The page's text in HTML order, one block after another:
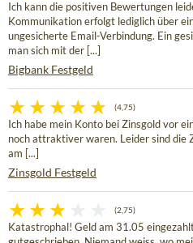
Ich kann die positiven Bewertungen
Kommunikation erfolgt lediglich über
ungesicherte Email-Verbindung. Ein
man sich mit der [...]
Bigbank Festgeld
(4,75)
Ich habe mein Konto bei Zinsgold vor
noch attraktiver waren. Leider sind die
am [...]
Zinsgold Festgeld
(2,75)
Katastrophal! Geld am 31.05